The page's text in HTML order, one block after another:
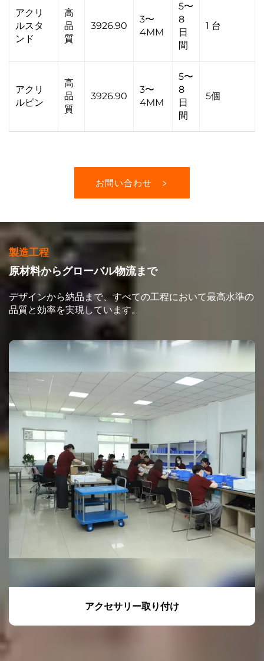
アクリ
ルスタ
ンド
高
品
質
3926.90
3〜
4MM
5〜
8
日
間
1 台
アクリ
ルピン
高
品
質
3926.90
3〜
4MM
5〜
8
日
間
5個
お問い合わせ
製造工程
原材料からグローバル物流まで
デザインから納品まで、すべての工程において最高水準の
品質と効率を実現しています。
アクセサリー取り付け